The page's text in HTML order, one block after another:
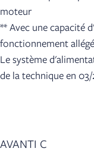
moteur
** Avec une capacité
fonctionnement allégé
Le système
de la technique en
AVANTI C